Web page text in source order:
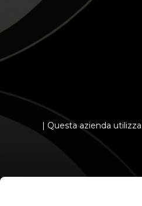
| Questa azienda